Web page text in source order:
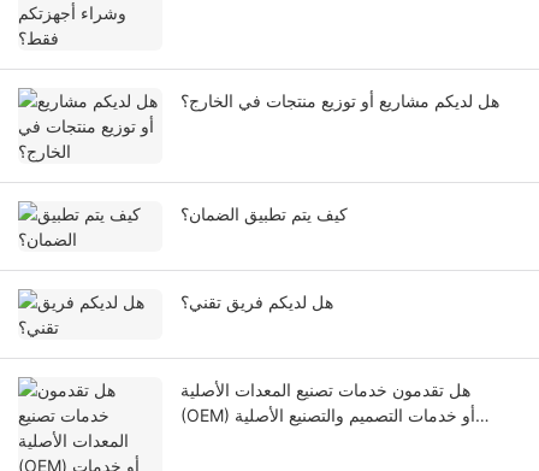
هل لديكم مشاريع أو توزيع منتجات في الخارج؟
كيف يتم تطبيق الضمان؟
هل لديكم فريق تقني؟
هل تقدمون خدمات تصنيع المعدات الأصلية
(OEM) أو خدمات التصميم والتصنيع الأصلية